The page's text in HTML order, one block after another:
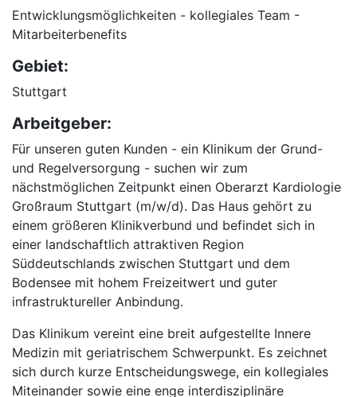
Entwicklungsmöglichkeiten - kollegiales Team -
Mitarbeiterbenefits
Gebiet:
Stuttgart
Arbeitgeber:
Für unseren guten Kunden - ein Klinikum der Grund-
und Regelversorgung - suchen wir zum
nächstmöglichen Zeitpunkt einen Oberarzt Kardiologie
Großraum Stuttgart (m/w/d). Das Haus gehört zu
einem größeren Klinikverbund und befindet sich in
einer landschaftlich attraktiven Region
Süddeutschlands zwischen Stuttgart und dem
Bodensee mit hohem Freizeitwert und guter
infrastruktureller Anbindung.
Das Klinikum vereint eine breit aufgestellte Innere
Medizin mit geriatrischem Schwerpunkt. Es zeichnet
sich durch kurze Entscheidungswege, ein kollegiales
Miteinander sowie eine enge interdisziplinäre